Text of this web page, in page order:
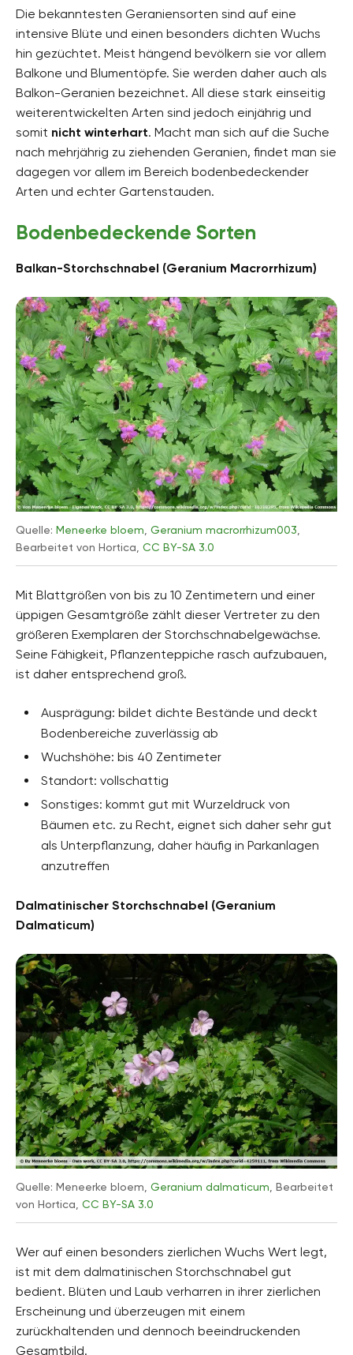
Die bekanntesten Geraniensorten sind auf eine
intensive Blüte und einen besonders dichten Wuchs
hin gezüchtet. Meist hängend bevölkern sie vor allem
Balkone und Blumentöpfe. Sie werden daher auch als
Balkon-Geranien bezeichnet. All diese stark einseitig
weiterentwickelten Arten sind jedoch einjährig und
somit nicht winterhart. Macht man sich auf die Suche
nach mehrjährig zu ziehenden Geranien, findet man sie
dagegen vor allem im Bereich bodenbedeckender
Arten und echter Gartenstauden.
Bodenbedeckende Sorten
Balkan-Storchschnabel (Geranium Macrorrhizum)
Quelle: Meneerke bloem, Geranium macrorrhizum003,
Bearbeitet von Hortica, CC BY-SA 3.0
Mit Blattgrößen von bis zu 10 Zentimetern und einer
üppigen Gesamtgröße zählt dieser Vertreter zu den
größeren Exemplaren der Storchschnabelgewächse.
Seine Fähigkeit, Pflanzenteppiche rasch aufzubauen,
ist daher entsprechend groß.
Ausprägung: bildet dichte Bestände und deckt
Bodenbereiche zuverlässig ab
Wuchshöhe: bis 40 Zentimeter
Standort: vollschattig
Sonstiges: kommt gut mit Wurzeldruck von
Bäumen etc. zu Recht, eignet sich daher sehr gut
als Unterpflanzung, daher häufig in Parkanlagen
anzutreffen
Dalmatinischer Storchschnabel (Geranium
Dalmaticum)
Quelle: Meneerke bloem, Geranium dalmaticum, Bearbeitet
von Hortica, CC BY-SA 3.0
Wer auf einen besonders zierlichen Wuchs Wert legt,
ist mit dem dalmatinischen Storchschnabel gut
bedient. Blüten und Laub verharren in ihrer zierlichen
Erscheinung und überzeugen mit einem
zurückhaltenden und dennoch beeindruckenden
Gesamtbild.